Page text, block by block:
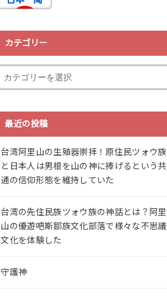
カテゴリー
最近の投稿
台湾阿里山の生殖器崇拝！原住民ツォウ族
と日本人は男根を山の神に捧げるという共
通の信仰形態を維持していた
台湾の先住民族ツォウ族の神話とは？阿里
山の優遊吧斯鄒族文化部落で様々な不思議
文化を体験した
守護神